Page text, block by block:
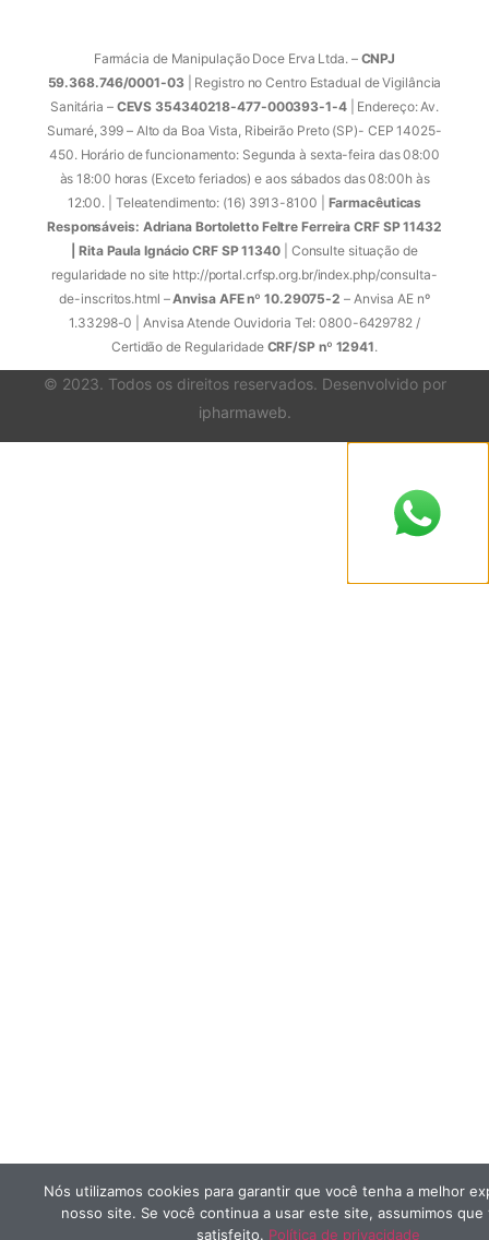
Farmácia de Manipulação Doce Erva Ltda. – CNPJ
59.368.746/0001-03| Registro no Centro Estadual de Vigilância
Sanitária –CEVS 354340218-477-000393-1-4| Endereço: Av.
Sumaré, 399 – Alto da Boa Vista, Ribeirão Preto (SP)- CEP 14025-
450. Horário de funcionamento: Segunda à sexta-feira das 08:00
às 18:00 horas (Exceto feriados) e aos sábados das 08:00h às
12:00. | Teleatendimento: (16) 3913-8100 | Farmacêuticas
Responsáveis: Adriana Bortoletto Feltre Ferreira CRF SP 11432
| Rita Paula Ignácio CRF SP 11340 | Consulte situação de
regularidade no site http://portal.crfsp.org.br/index.php/consulta-
de-inscritos.html –Anvisa AFE nº 10.29075-2 – Anvisa AE nº
1.33298-0 | Anvisa Atende Ouvidoria Tel: 0800-6429782 /
Certidão de Regularidade CRF/SP nº 12941.
© 2023. Todos os direitos reservados. Desenvolvido por
ipharmaweb.
Nós utilizamos cookies para garantir que você tenha a melhor
nosso site. Se você continua a usar este site, assumimos que
satisfeito. Política de privacidade